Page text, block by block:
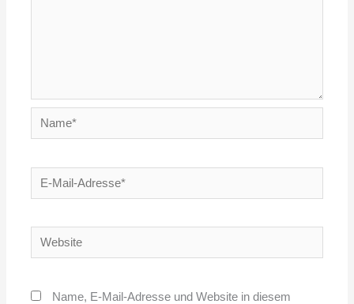
Name*
E-
Mail-
Website
Name, E-Mail-Adresse und Website in diesem